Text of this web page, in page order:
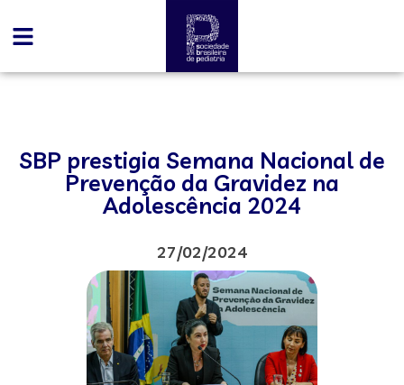
SBP prestigia Semana Nacional de
Prevenção da Gravidez na
Adolescência 2024
27/02/2024